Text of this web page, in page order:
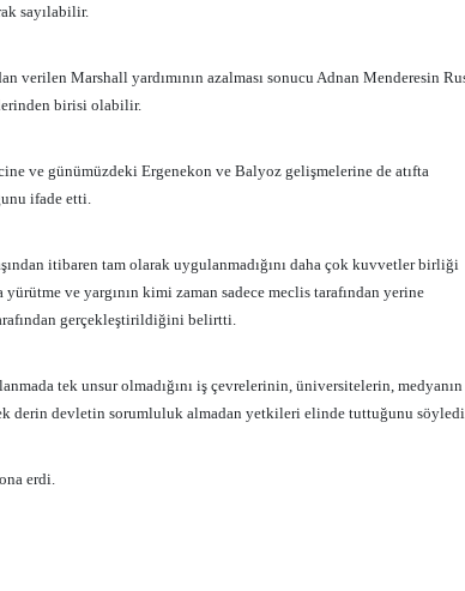
sayılabilir.
verilen Marshall yardımının azalması sonucu Adnan Menderesin
birisi olabilir.
ve günümüzdeki Ergenekon ve Balyoz gelişmelerine de atıfta
ifade etti.
itibaren tam olarak uygulanmadığını daha çok kuvvetler birliği
ve yargının kimi zaman sadece meclis tarafından yerine
gerçekleştirildiğini belirtti.
tek unsur olmadığını iş çevrelerinin, üniversitelerin, medyanın
derin devletin sorumluluk almadan yetkileri elinde tuttuğunu söyledi.
erdi.